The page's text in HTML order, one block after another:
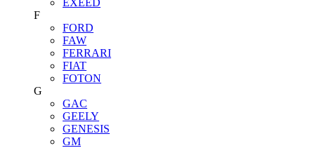
F
FORD
FAW
FERRARI
FIAT
FOTON
G
GAC
GEELY
GENESIS
GM